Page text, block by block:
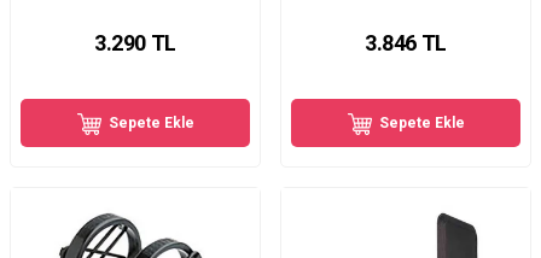
3.290 TL
Sepete Ekle
3.846 TL
Sepete Ekle